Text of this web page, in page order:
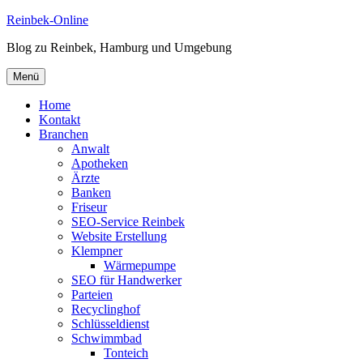
Zum
springen
Reinbek-Online
Blog zu Reinbek, Hamburg und Umgebung
Menü
Home
Kontakt
Branchen
Anwalt
Apotheken
Ärzte
Banken
Friseur
SEO-Service Reinbek
Website Erstellung
Klempner
Wärmepumpe
SEO für Handwerker
Parteien
Recyclinghof
Schlüsseldienst
Schwimmbad
Tonteich